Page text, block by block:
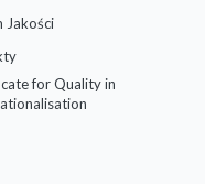
Jakości
for Quality in